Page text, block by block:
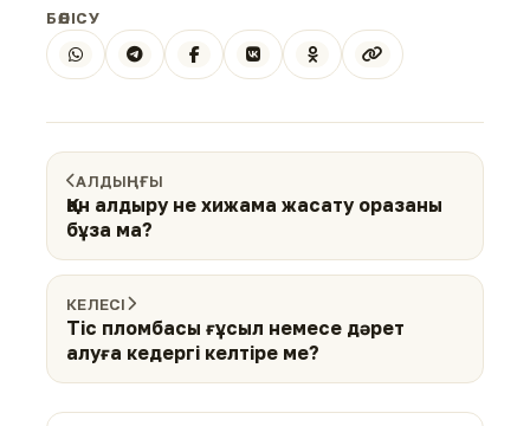
БӨЛІСУ
АЛДЫҢҒЫ
Қан алдыру не хижама жасату оразаны
бұза ма?
КЕЛЕСІ
Тіс пломбасы ғұсыл немесе дәрет
алуға кедергі келтіре ме?